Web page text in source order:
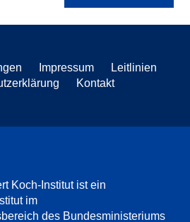
Impressum
Leitlinien
Kontakt
Koch-Institut ist ein
im
des Bundesministeriums